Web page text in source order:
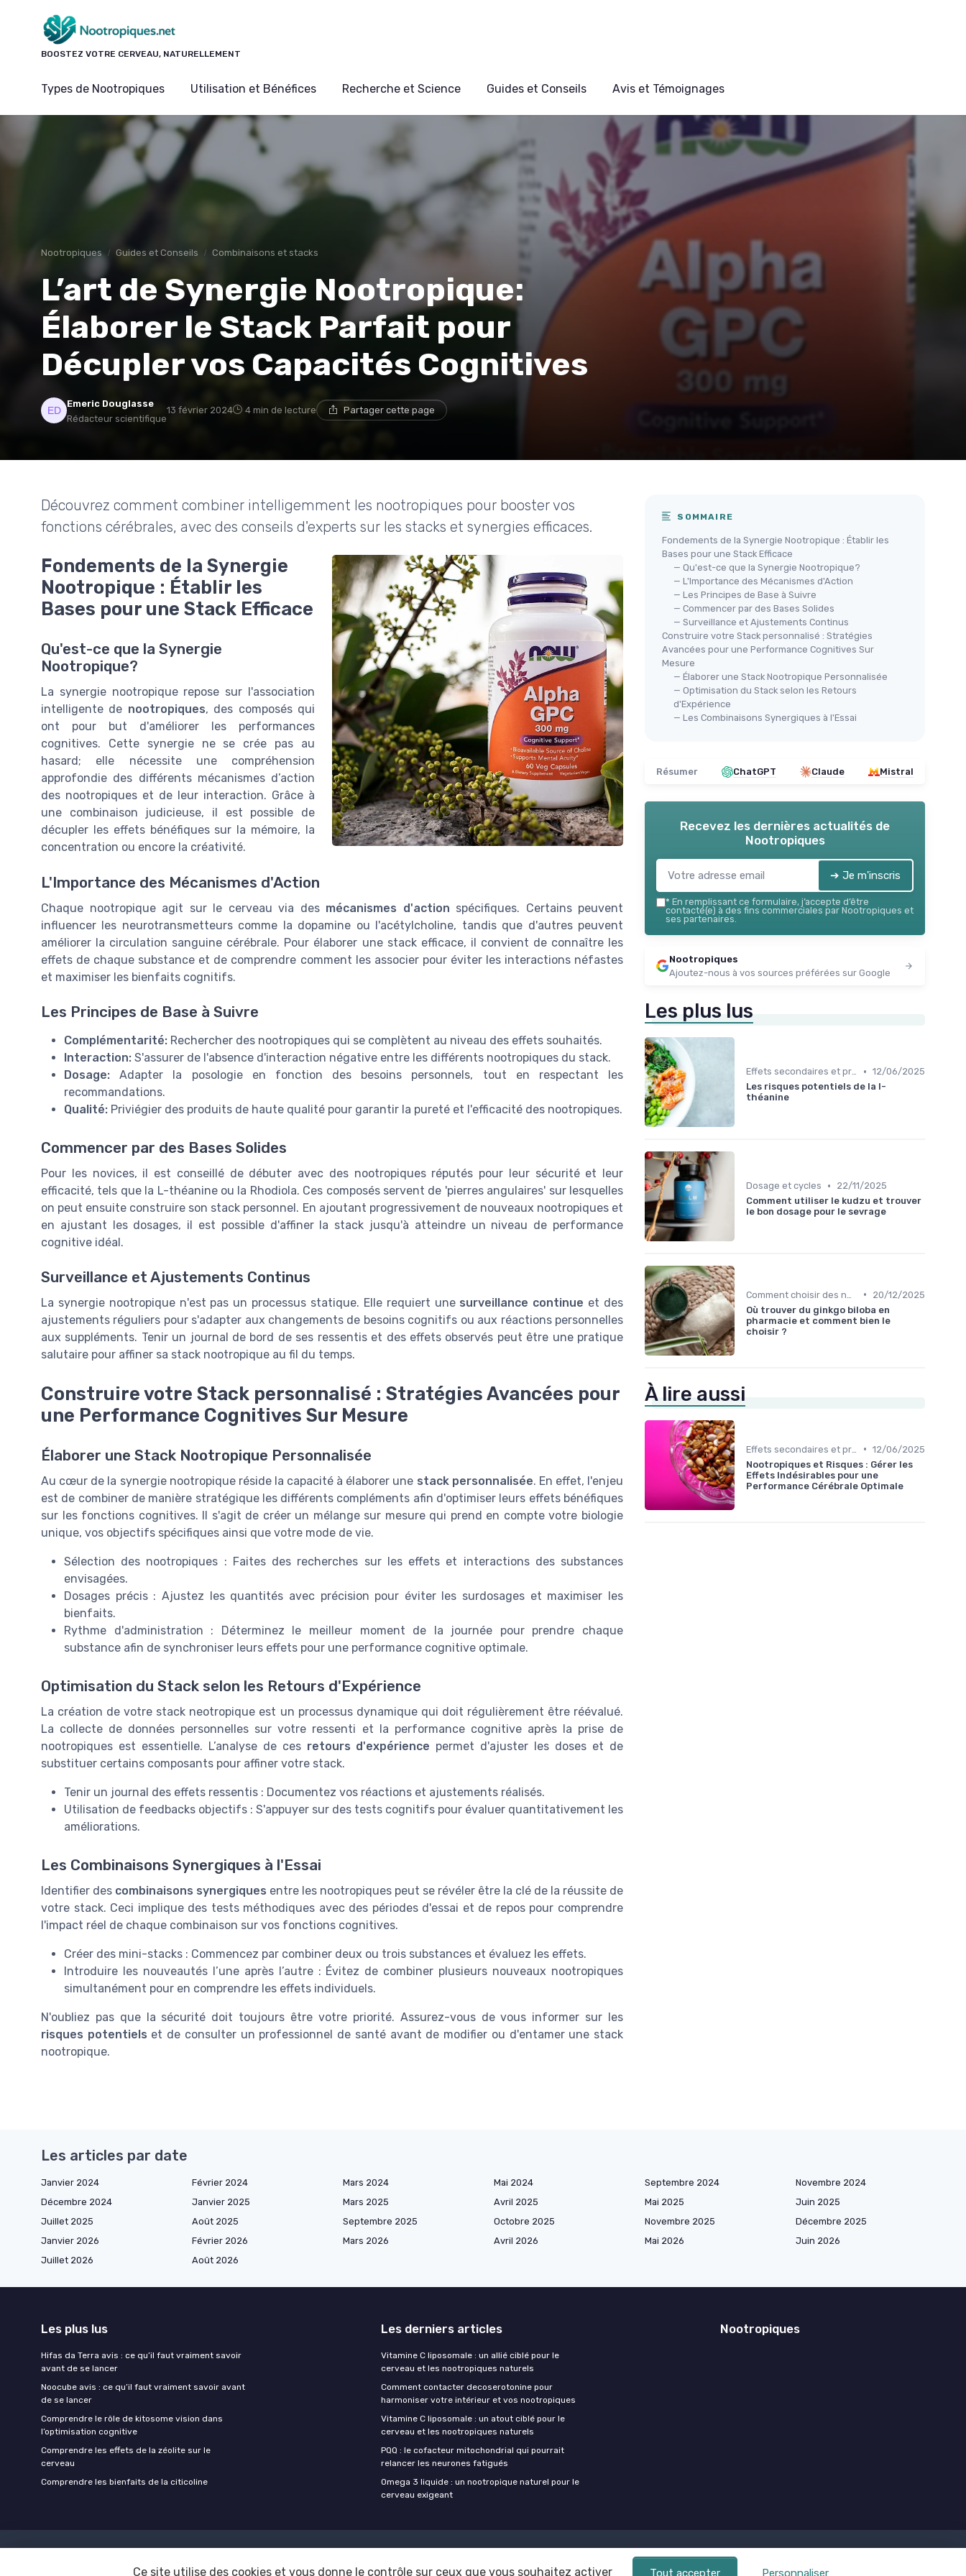
BOOSTEZ VOTRE CERVEAU, NATURELLEMENT
Types de Nootropiques Utilisation et Bénéfices Recherche et Science Guides et Conseils Avis et Témoignages
Nootropiques Guides et Conseils Combinaisons et stacks
L’art de Synergie Nootropique:
Élaborer le Stack Parfait pour
Décupler vos Capacités Cognitives
Emeric Douglasse
Rédacteur scientifique
13 février 2024 4 min de lecture Partager cette page
Découvrez comment combiner intelligemment les nootropiques pour booster vos
fonctions cérébrales, avec des conseils d'experts sur les stacks et synergies efficaces.
Fondements de la Synergie
Nootropique : Établir les
Bases pour une Stack Efficace
Qu'est-ce que la Synergie
Nootropique?
La synergie nootropique repose sur l'association
intelligente de nootropiques, des composés qui
ont pour but d'améliorer les performances
cognitives. Cette synergie ne se crée pas au
hasard; elle nécessite une compréhension
approfondie des différents mécanismes d’action
des nootropiques et de leur interaction. Grâce à
une combinaison judicieuse, il est possible de
décupler les effets bénéfiques sur la mémoire, la
concentration ou encore la créativité.
L'Importance des Mécanismes d'Action
Chaque nootropique agit sur le cerveau via des mécanismes d'action spécifiques. Certains peuvent
influencer les neurotransmetteurs comme la dopamine ou l'acétylcholine, tandis que d'autres peuvent
améliorer la circulation sanguine cérébrale. Pour élaborer une stack efficace, il convient de connaître les
effets de chaque substance et de comprendre comment les associer pour éviter les interactions néfastes
et maximiser les bienfaits cognitifs.
Les Principes de Base à Suivre
Complémentarité: Rechercher des nootropiques qui se complètent au niveau des effets souhaités.
Interaction: S'assurer de l'absence d'interaction négative entre les différents nootropiques du stack.
Dosage: Adapter la posologie en fonction des besoins personnels, tout en respectant les
recommandations.
Qualité: Priviégier des produits de haute qualité pour garantir la pureté et l'efficacité des nootropiques.
Commencer par des Bases Solides
Pour les novices, il est conseillé de débuter avec des nootropiques réputés pour leur sécurité et leur
efficacité, tels que la L-théanine ou la Rhodiola. Ces composés servent de 'pierres angulaires' sur lesquelles
on peut ensuite construire son stack personnel. En ajoutant progressivement de nouveaux nootropiques et
en ajustant les dosages, il est possible d'affiner la stack jusqu'à atteindre un niveau de performance
cognitive idéal.
Surveillance et Ajustements Continus
La synergie nootropique n'est pas un processus statique. Elle requiert une surveillance continue et des
ajustements réguliers pour s'adapter aux changements de besoins cognitifs ou aux réactions personnelles
aux suppléments. Tenir un journal de bord de ses ressentis et des effets observés peut être une pratique
salutaire pour affiner sa stack nootropique au fil du temps.
Construire votre Stack personnalisé : Stratégies Avancées pour
une Performance Cognitives Sur Mesure
Élaborer une Stack Nootropique Personnalisée
Au cœur de la synergie nootropique réside la capacité à élaborer une stack personnalisée. En effet, l'enjeu
est de combiner de manière stratégique les différents compléments afin d'optimiser leurs effets bénéfiques
sur les fonctions cognitives. Il s'agit de créer un mélange sur mesure qui prend en compte votre biologie
unique, vos objectifs spécifiques ainsi que votre mode de vie.
Sélection des nootropiques : Faites des recherches sur les effets et interactions des substances
envisagées.
Dosages précis : Ajustez les quantités avec précision pour éviter les surdosages et maximiser les
bienfaits.
Rythme d'administration : Déterminez le meilleur moment de la journée pour prendre chaque
substance afin de synchroniser leurs effets pour une performance cognitive optimale.
Optimisation du Stack selon les Retours d'Expérience
La création de votre stack neotropique est un processus dynamique qui doit régulièrement être réévalué.
La collecte de données personnelles sur votre ressenti et la performance cognitive après la prise de
nootropiques est essentielle. L’analyse de ces retours d'expérience permet d'ajuster les doses et de
substituer certains composants pour affiner votre stack.
Tenir un journal des effets ressentis : Documentez vos réactions et ajustements réalisés.
Utilisation de feedbacks objectifs : S'appuyer sur des tests cognitifs pour évaluer quantitativement les
améliorations.
Les Combinaisons Synergiques à l'Essai
Identifier des combinaisons synergiques entre les nootropiques peut se révéler être la clé de la réussite de
votre stack. Ceci implique des tests méthodiques avec des périodes d'essai et de repos pour comprendre
l'impact réel de chaque combinaison sur vos fonctions cognitives.
Créer des mini-stacks : Commencez par combiner deux ou trois substances et évaluez les effets.
Introduire les nouveautés l’une après l’autre : Évitez de combiner plusieurs nouveaux nootropiques
simultanément pour en comprendre les effets individuels.
N'oubliez pas que la sécurité doit toujours être votre priorité. Assurez-vous de vous informer sur les
risques potentiels et de consulter un professionnel de santé avant de modifier ou d'entamer une stack
nootropique.
SOMMAIRE
Fondements de la Synergie Nootropique : Établir les
Bases pour une Stack Efficace
— Qu'est-ce que la Synergie Nootropique?
— L'Importance des Mécanismes d'Action
— Les Principes de Base à Suivre
— Commencer par des Bases Solides
— Surveillance et Ajustements Continus
Construire votre Stack personnalisé : Stratégies
Avancées pour une Performance Cognitives Sur
Mesure
— Élaborer une Stack Nootropique Personnalisée
— Optimisation du Stack selon les Retours
d'Expérience
— Les Combinaisons Synergiques à l'Essai
Résumer ChatGPT Claude Mistral
Recevez les dernières actualités de
Nootropiques
➔ Je m'inscris
* En remplissant ce formulaire, j’accepte d’être
contacté(e) à des fins commerciales par Nootropiques et
ses partenaires.
Nootropiques
Ajoutez-nous à vos sources préférées sur Google
Les plus lus
Effets secondaires et précautions • 12/06/2025
Les risques potentiels de la l-
théanine
Dosage et cycles •
22/11/2025
Comment utiliser le kudzu et trouver
le bon dosage pour le sevrage
•
20/12/2025
Où trouver du ginkgo biloba en
pharmacie et comment bien le
choisir ?
À lire aussi
• 12/06/2025
Nootropiques et Risques : Gérer les
Effets Indésirables pour une
Performance Cérébrale Optimale
Les articles par date
Janvier 2024 Février 2024 Mars 2024 Mai 2024 Septembre 2024
Novembre 2024
Décembre 2024
Janvier 2025 Mars 2025 Avril 2025 Mai 2025
Juin 2025
Juillet 2025
Août 2025 Septembre 2025 Octobre 2025 Novembre 2025
Décembre 2025
Janvier 2026
Février 2026 Mars 2026 Avril 2026 Mai 2026
Juin 2026
Juillet 2026
Août 2026
Les plus lus
Hifas da Terra avis : ce qu’il faut vraiment savoir
avant de se lancer
Noocube avis : ce qu’il faut vraiment savoir avant
de se lancer
Comprendre le rôle de kitosome vision dans
l’optimisation cognitive
Comprendre les effets de la zéolite sur le
cerveau
Comprendre les bienfaits de la citicoline
Les derniers articles
Vitamine C liposomale : un allié ciblé pour le
cerveau et les nootropiques naturels
Comment contacter decoserotonine pour
harmoniser votre intérieur et vos nootropiques
Vitamine C liposomale : un atout ciblé pour le
cerveau et les nootropiques naturels
PQQ : le cofacteur mitochondrial qui pourrait
relancer les neurones fatigués
Omega 3 liquide : un nootropique naturel pour le
cerveau exigeant
Nootropiques
© Nootropiques 2026
Ce site utilise des cookies et vous donne le contrôle sur ceux que vous souhaitez activer Tout accepter Personnaliser